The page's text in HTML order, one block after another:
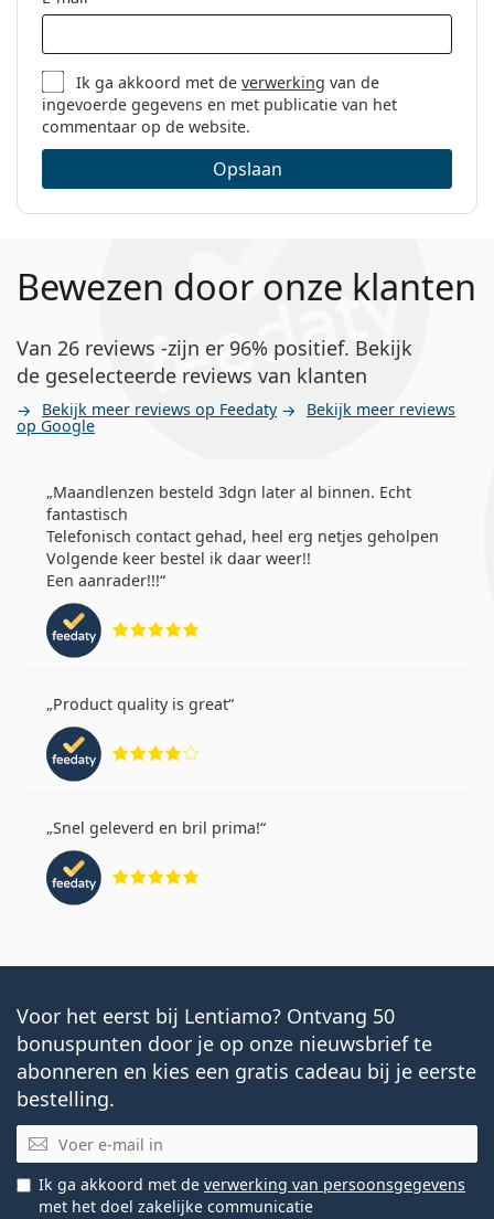
Ik ga akkoord met deverwerking van de
ingevoerde gegevens en met publicatie van het
commentaar op de website.
Opslaan
Bewezen door onze klanten
Van 26 reviews -zijn er 96% positief. Bekijk
de geselecteerde reviews van klanten
Bekijk meer reviews op Feedaty Bekijk meer reviews
op Google
Maandlenzen besteld 3dgn later al binnen. Echt
fantastisch
Telefonisch contact gehad, heel erg netjes geholpen
Volgende keer bestel ik daar weer!!
Een aanrader!!!
Product quality is great
Snel geleverd en bril prima!
Voor het eerst bij Lentiamo? Ontvang 50
bonuspunten door je op onze nieuwsbrief te
abonneren en kies een gratis cadeau bij je eerste
bestelling.
E-mail
Ik ga akkoord met de verwerking van persoonsgegevens
met het doel zakelijke communicatie